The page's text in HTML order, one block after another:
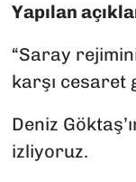
Yapılan
“Saray
karşı cesaret
Deniz
izliyoruz.